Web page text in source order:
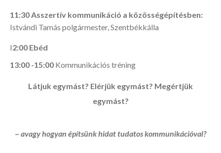
11:30 Asszertív kommunikáció a közösségépítésben:
Istvándi Tamás polgármester, Szentbékkálla
I2:00 Ebéd
13:00 -15:00 Kommunikációs tréning
Látjuk egymást? Elérjük egymást? Megértjük
egymást?
– avagy hogyan építsünk hidat tudatos kommunikációval?